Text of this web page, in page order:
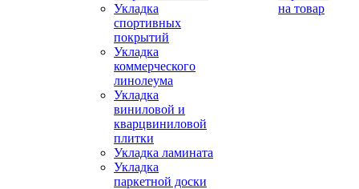
Укладка
спортивных
покрытий
Укладка
коммерческого
линолеума
Укладка
виниловой и
кварцвиниловой
плитки
Укладка ламината
Укладка
паркетной доски
на товар